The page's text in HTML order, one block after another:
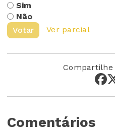
Sim
Não
Votar
Ver parcial
Compartilhe
Comentários